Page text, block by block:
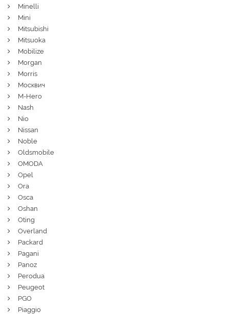
Minelli
Mini
Mitsubishi
Mitsuoka
Mobilize
Morgan
Morris
Москвич
M-Hero
Nash
Nio
Nissan
Noble
Oldsmobile
OMODA
Opel
Ora
Osca
Oshan
Oting
Overland
Packard
Pagani
Panoz
Perodua
Peugeot
PGO
Piaggio